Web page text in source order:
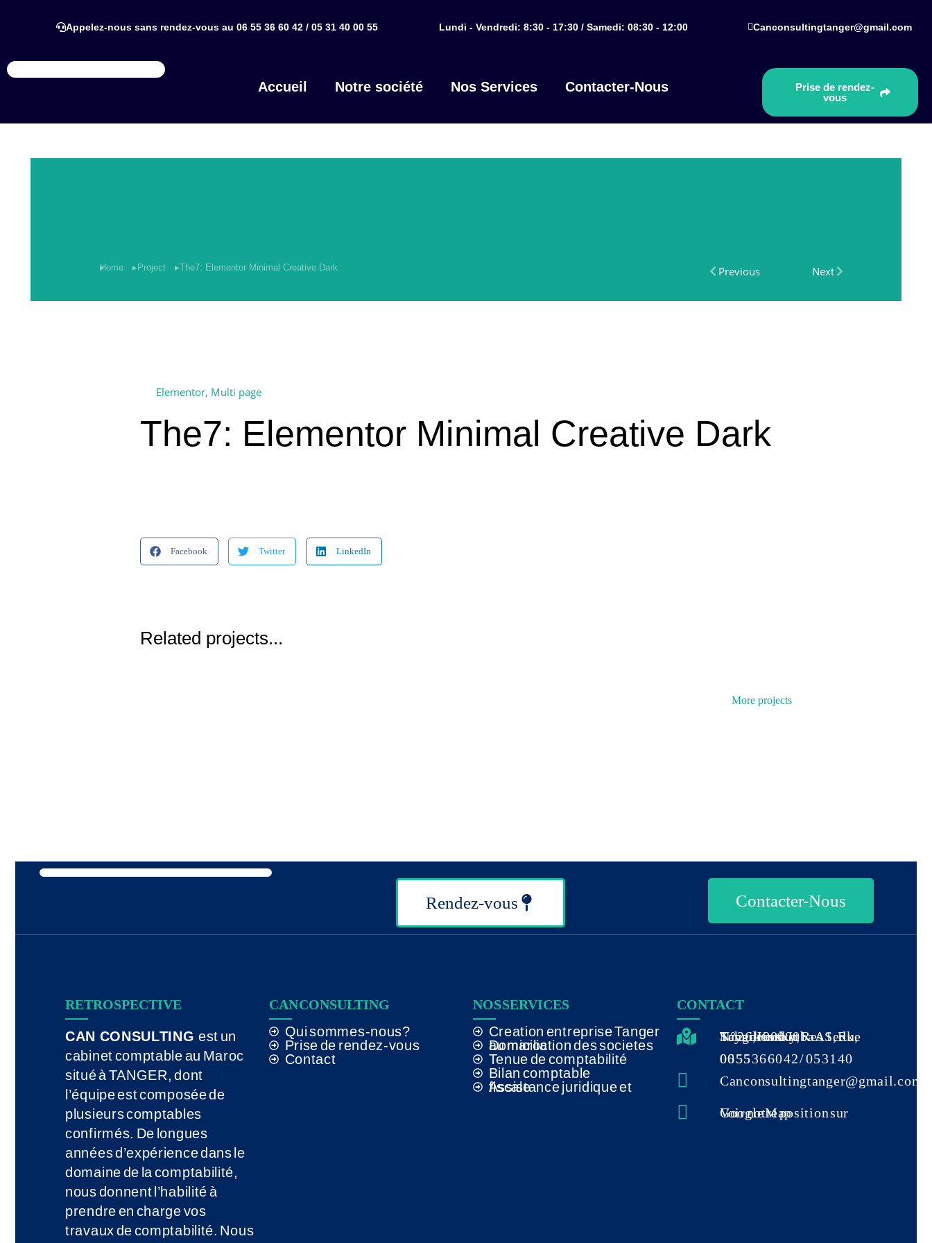
Appelez-nous sans rendez-vous au 06 55 36 60 42 / 05 31 40 00 55 Lundi - Vendredi: 8:30 - 17:30 / Samedi: 08:30 - 12:00 Canconsultingtanger@gmail.com
Accueil Notre société Nos Services Contacter-Nous
Prise de rendez-
vous
You are here:
Home Project The7: Elementor Minimal Creative Dark Previous Next
Elementor, Multi page
The7: Elementor Minimal Creative Dark
Facebook Twitter LinkedIn
Related projects...
More projects
Rendez-vous Contacter-Nous
RETROSPECTIVE
CAN CONSULTING est un
cabinet comptable au Maroc
situé à TANGER, dont
l’équipe est composée de
plusieurs comptables
confirmés. De longues
années d’expérience dans le
domaine de la comptabilité,
nous donnent l’habilité à
prendre en charge vos
travaux de comptabilité. Nous
CAN CONSULTING
Qui sommes-nous?
Prise de rendez-vous
Contact
NOS SERVICES
Creation entreprise Tanger
Domiciliation des societes au maroc
Tenue de comptabilité
Bilan comptable
Assistance juridique et fiscale
CONTACT
N° 26, Imm Juba A1, Rue Sayed Kotb et Tchaikovsky, Res Sedk, Tanger 90000
06 55 36 60 42 / 05 31 40 00 55
Canconsultingtanger@gmail.com
Voir notre position sur Google Map